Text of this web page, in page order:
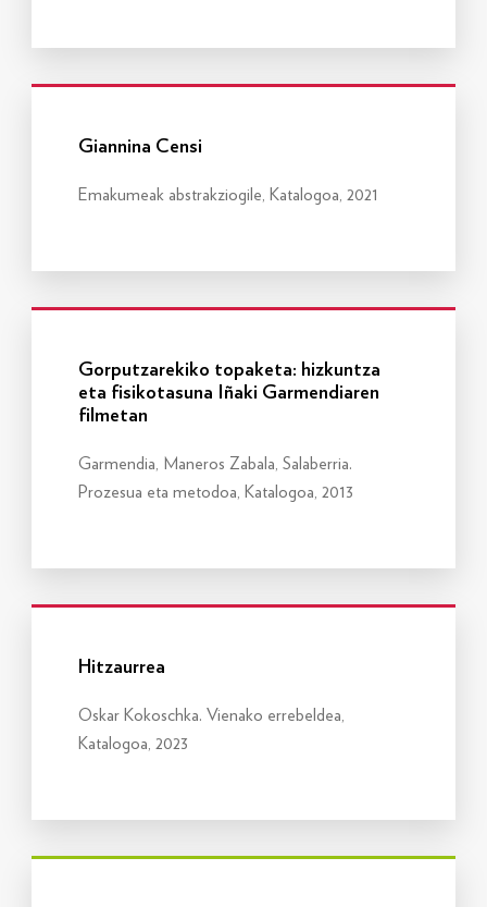
Giannina Censi
Emakumeak abstrakziogile, Katalogoa, 2021
Gorputzarekiko topaketa: hizkuntza
eta fisikotasuna Iñaki Garmendiaren
filmetan
Garmendia, Maneros Zabala, Salaberria.
Prozesua eta metodoa, Katalogoa, 2013
Hitzaurrea
Oskar Kokoschka. Vienako errebeldea,
Katalogoa, 2023